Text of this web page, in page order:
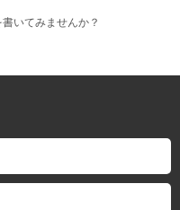
いてみませんか？